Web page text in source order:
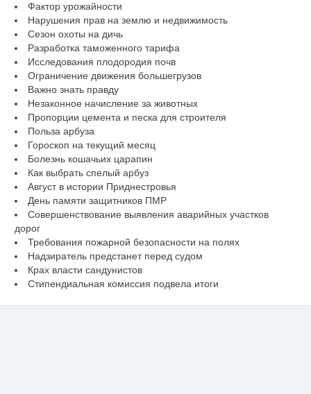
Фактор урожайности
Нарушения прав на землю и недвижимость
Сезон охоты на дичь
Разработка таможенного тарифа
Исследования плодородия почв
Ограничение движения большегрузов
Важно знать правду
Незаконное начисление за животных
Пропорции цемента и песка для строителя
Польза арбуза
Гороскоп на текущий месяц
Болезнь кошачьих царапин
Как выбрать спелый арбуз
Август в истории Приднестровья
День памяти защитников ПМР
Совершенствование выявления аварийных участков
дорог
Требования пожарной безопасности на полях
Надзиратель предстанет перед судом
Крах власти сандунистов
Стипендиальная комиссия подвела итоги